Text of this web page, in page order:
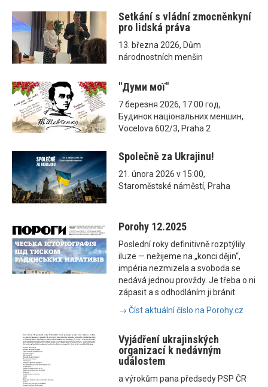
Setkání s vládní zmocněnkyní
pro lidská práva
13. března 2026, Dům
národnostních menšin
"Думи мої"
7 березня 2026, 17:00 год,
Будинок національних меншин,
Vocelova 602/3, Praha 2
Společně za Ukrajinu!
21. února 2026 v 15:00,
Staroměstské náměstí, Praha
Porohy 12.2025
Poslední roky definitivně rozptýlily
iluze — nežijeme na „konci dějin“,
impéria nezmizela a svoboda se
nedává jednou provždy. Je třeba o ni
zápasit a s odhodláním ji bránit.
→ Číst aktuální číslo na Porohy.cz
Vyjádření ukrajinských
organizací k nedávným
událostem
a výrokům pana předsedy PSP ČR